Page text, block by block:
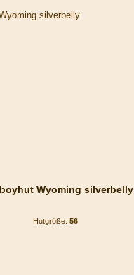
Wyoming silverbelly
Hutgröße: 56